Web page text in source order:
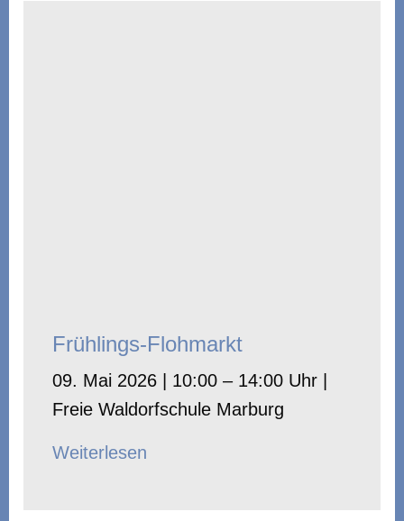
Frühlings-Flohmarkt
09. Mai 2026 | 10:00 – 14:00 Uhr |
Freie Waldorfschule Marburg
Weiterlesen